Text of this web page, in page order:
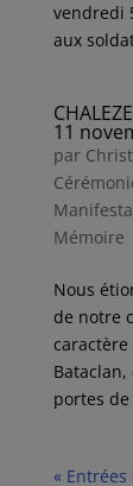
vendredi
aux
11
par
Mémoire
Nous
de notre
portes de
«